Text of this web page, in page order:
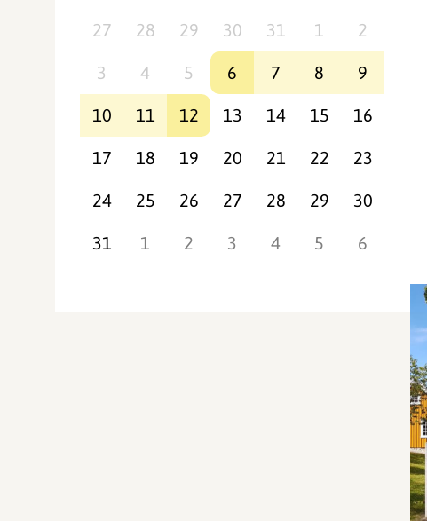
27 28 29 30 31 1 2
3 4 5 6 7 8 9
10 11 12 13 14 15 16
17 18 19 20 21 22 23
24 25 26 27 28 29 30
31 1 2 3 4 5 6